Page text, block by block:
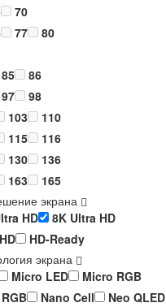
70
77
80
85
86
97
98
103
110
115
116
130
136
163
165
экрана
HD
8K Ultra HD
HD-Ready
экрана
Micro LED
Micro RGB
Nano Cell
Neo QLED